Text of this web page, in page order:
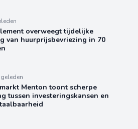
overweegt tijdelijke
van huurprijsbevriezing in 70
Menton toont scherpe
tussen investeringskansen en